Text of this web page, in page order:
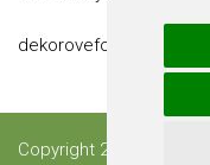
dekorovefolie.cz
Copyright 2023 Ceiba,